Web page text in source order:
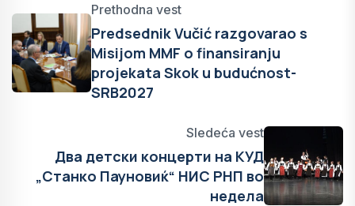
Prethodna vest
Predsednik Vučić razgovarao s
Misijom MMF o finansiranju
projekata Skok u budućnost-
SRB2027
Sledeća vest
Два детски концерти на КУД
„Станко Пауновиќ“ НИС РНП вo
недела